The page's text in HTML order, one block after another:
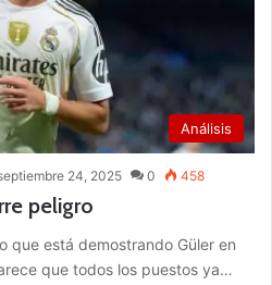
Análisis
24, 2025 0 458
peligro
que está demostrando Güler en
que todos los puestos ya…